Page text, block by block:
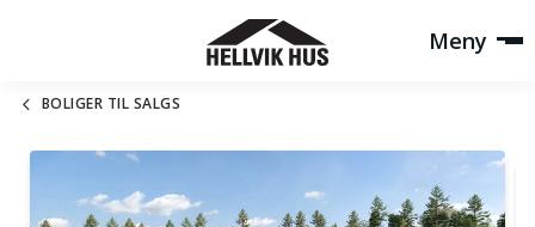
Meny
BOLIGER TIL SALGS